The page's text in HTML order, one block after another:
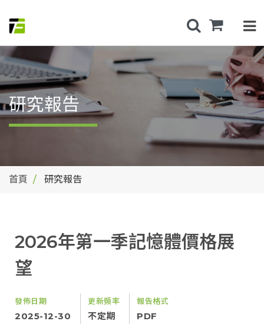
研究報告
首頁 研究報告
2026年第一季記憶體價格展
望
發佈日期
2025-12-30
更新頻率
不定期
報告格式
PDF